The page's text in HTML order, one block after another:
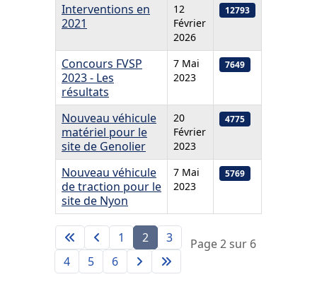
Interventions en
2021
12
Février
2026
12793
Concours FVSP
2023 - Les
résultats
7 Mai
2023
7649
Nouveau véhicule
matériel pour le
site de Genolier
20
Février
2023
4775
Nouveau véhicule
de traction pour le
site de Nyon
7 Mai
2023
5769
Page 2 sur 6
1 2
3
4
5 6